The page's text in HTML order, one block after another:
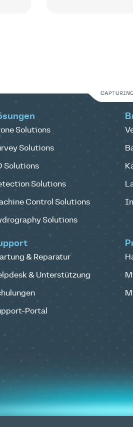
Solutions
Solutions
Solutions
Solutions
Control Solutions
Solutions
& Reparatur
& Unterstützung
Portal